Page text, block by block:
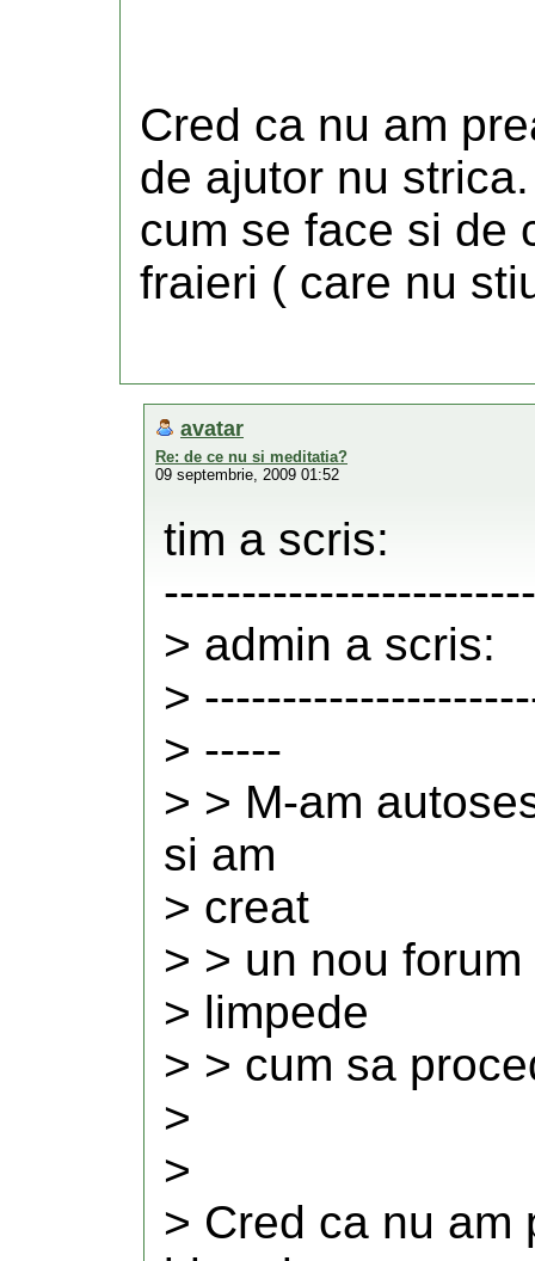
Cred ca nu am
de ajutor nu
cum se face si de
fraieri ( care nu
avatar
Re: de ce nu si meditatia?
09 septembrie, 2009 01:52
tim a scris:
> admin a scris:
>
> -----
> > M-am
si am
> creat
> > un nou
> limpede
> > cum sa
>
>
> Cred ca nu am